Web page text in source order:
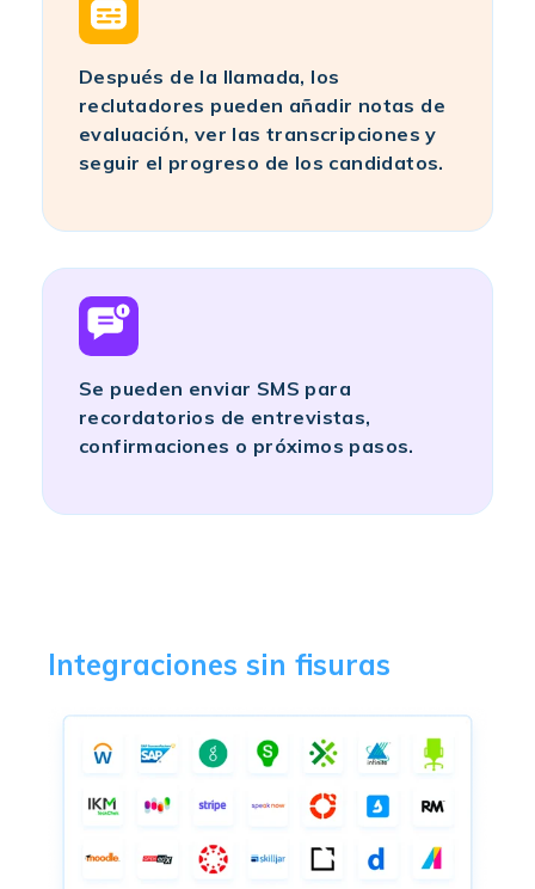
Después de la llamada, los
reclutadores pueden añadir notas de
evaluación, ver las transcripciones y
seguir el progreso de los candidatos.
Se pueden enviar SMS para
recordatorios de entrevistas,
confirmaciones o próximos pasos.
Integraciones sin fisuras